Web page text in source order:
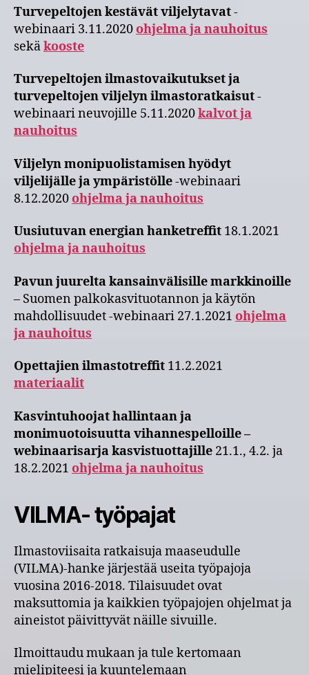
Turvepeltojen kestävät viljelytavat-
webinaari 3.11.2020 ohjelma ja nauhoitus
sekäkooste
Turvepeltojen ilmastovaikutukset ja
turvepeltojen viljelyn ilmastoratkaisut-
webinaari neuvojille 5.11.2020kalvot ja
nauhoitus
Viljelyn monipuolistamisen hyödyt
viljelijälle ja ympäristölle-webinaari
8.12.2020 ohjelma ja nauhoitus
Uusiutuvan energian hanketreffit 18.1.2021
ohjelma ja nauhoitus
Pavun juurelta kansainvälisille markkinoille
– Suomen palkokasvituotannon ja käytön
mahdollisuudet -webinaari 27.1.2021 ohjelma
ja nauhoitus
Opettajien ilmastotreffit 11.2.2021
materiaalit
Kasvintuhoojat hallintaan ja
monimuotoisuutta vihannespelloille –
webinaarisarja kasvistuottajille 21.1., 4.2. ja
18.2.2021 ohjelma ja nauhoitus
VILMA- työpajat
Ilmastoviisaita ratkaisuja maaseudulle
(VILMA)-hanke järjestää useita työpajoja
vuosina 2016-2018. Tilaisuudet ovat
maksuttomia ja kaikkien työpajojen ohjelmat ja
aineistot päivittyvät näille sivuille.
Ilmoittaudu mukaan ja tule kertomaan
mielipiteesi ja kuuntelemaan